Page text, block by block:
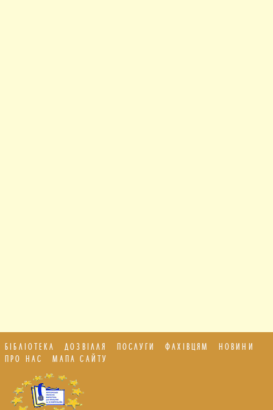
БІБЛІОТЕКА ДОЗВІЛЛЯ ПОСЛУГИ ФАХІВЦЯМ
НОВИНИ
ПРО НАС
МАПА САЙТУ